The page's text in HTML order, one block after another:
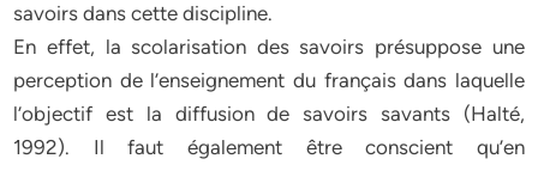
savoirs dans cette discipline.
En effet, la scolarisation des savoirs présuppose une
perception de l’enseignement du français dans laquelle
l’objectif est la diffusion de savoirs savants (Halté,
1992). Il faut également être conscient qu’en